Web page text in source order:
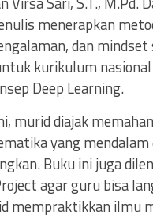
menerapkan
dan mindset
kurikulum
Deep Learning.
murid diajak
yang mendalam
Buku ini juga
agar guru bisa
mempraktikkan ilmu